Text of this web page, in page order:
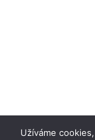
Užíváme